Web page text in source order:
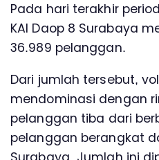
Pada hari terakhir
KAI Daop 8 Surabaya
36.989 pelanggan.
Dari jumlah tersebut,
mendominasi dengan
pelanggan tiba dari
pelanggan berangkat